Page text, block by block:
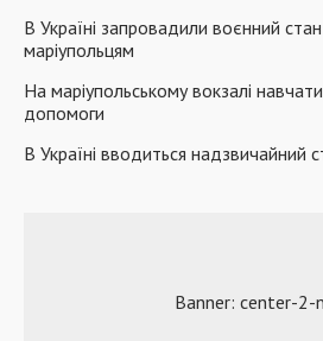
В Україні запровадили воєнний
маріупольцям
На маріупольському вокзалі
допомоги
В Україні вводиться надзвичайний